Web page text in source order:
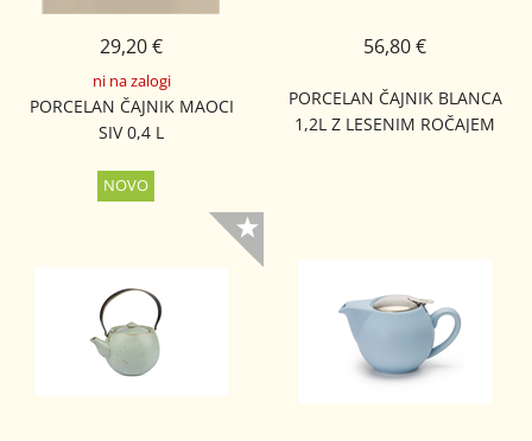
ni na zalogi
PORCELAN ČAJNIK MAOCI
SIV 0,4 L
29,20 €
PORCELAN ČAJNIK BLANCA
1,2L Z LESENIM ROČAJEM
56,80 €